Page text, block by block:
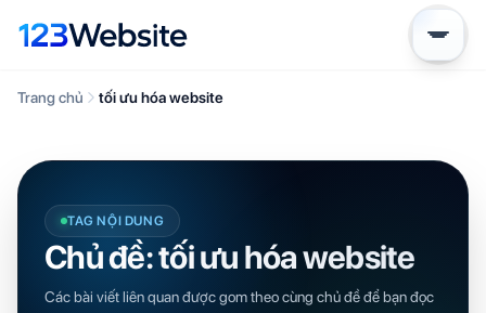
Trang chủ tối ưu hóa website
TAG NỘI DUNG
Chủ đề: tối ưu hóa website
Các bài viết liên quan được gom theo cùng chủ đề để bạn đọc